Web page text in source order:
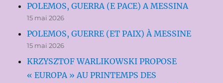
POLEMOS, GUERRA (E PACE) A MESSINA
15 mai 2026
POLEMOS, GUERRE (ET PAIX) À MESSINE
15 mai 2026
KRZYSZTOF WARLIKOWSKI PROPOSE
« EUROPA » AU PRINTEMPS DES